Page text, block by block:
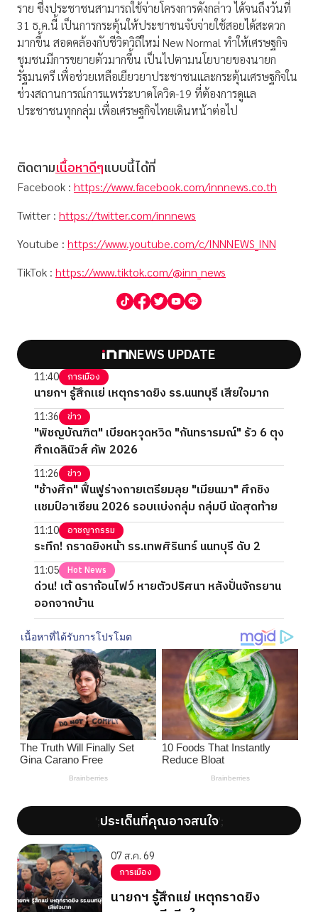
ราย ซึ่งประชาชนสามารถใช้จ่ายโครงการดังกล่าว ได้จนถึงวันที่
31 ธ.ค.นี้ เป็นการกระตุ้นให้ประชาชนจับจ่ายใช้สอยได้สะดวก
มากขึ้น สอดคล้องกับชีวิตวิถีใหม่ New Normal ทำให้เศรษฐกิจ
ชุมชนมีการขยายตัวมากขึ้น เป็นไปตามนโยบายของนายก
รัฐมนตรี เพื่อช่วยเหลือเยียวยาประชาชนและกระตุ้นเศรษฐกิจใน
ช่วงสถานการณ์การแพร่ระบาดโควิด-19 ที่ต้องการดูแล
ประชาชนทุกกลุ่ม เพื่อเศรษฐกิจไทยเดินหน้าต่อไป
ติดตามเนื้อหาดีๆแบบนี้ได้ที่
Facebook : https://www.facebook.com/innnews.co.th
Twitter : https://twitter.com/innnews
Youtube : https://www.youtube.com/c/INNNEWS_INN
TikTok : https://www.tiktok.com/@inn_news
NEWS UPDATE
11:40 การเมือง
นายกฯ รู้สึกแย่ เหตุกราดยิง รร.นนทบุรี เสียใจมาก
11:36 ข่าว
"พิชญบัณฑิต" เบียดหวุดหวิด "กันทรารมณ์" รัว 6 ตุง
ศึกเดลินิวส์ คัพ 2026
11:26 ข่าว
"ช้างศึก" ฟื้นฟูร่างกายเตรียมลุย "เมียนมา" ศึกชิง
แชมป์อาเซียน 2026 รอบแบ่งกลุ่ม กลุ่มบี นัดสุดท้าย
11:10 อาชญากรรม
ระทึก! กราดยิงหน้า รร.เทพศิรินทร์ นนทบุรี ดับ 2
11:05 Hot News
ด่วน! เต้ ดราก้อนไฟว์ หายตัวปริศนา หลังปั่นจักรยาน
ออกจากบ้าน
';ประเด็นที่คุณอาจสนใจ';
07 ส.ค. 69
การเมือง
นายกฯ รู้สึกแย่ เหตุกราดยิง